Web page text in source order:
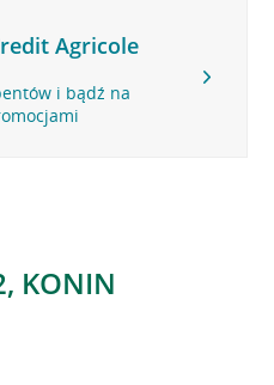
Agricole
i bądź na
KONIN